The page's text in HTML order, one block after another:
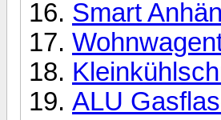
Smart
ALU